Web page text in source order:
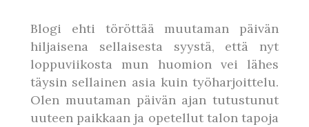
Blogi ehti töröttää muutaman päivän
hiljaisena sellaisesta syystä, että nyt
loppuviikosta mun huomion vei lähes
täysin sellainen asia kuin työharjoittelu.
Olen muutaman päivän ajan tutustunut
uuteen paikkaan ja opetellut talon tapoja